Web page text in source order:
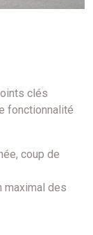
clés
fonctionnalité
coup de
maximal des